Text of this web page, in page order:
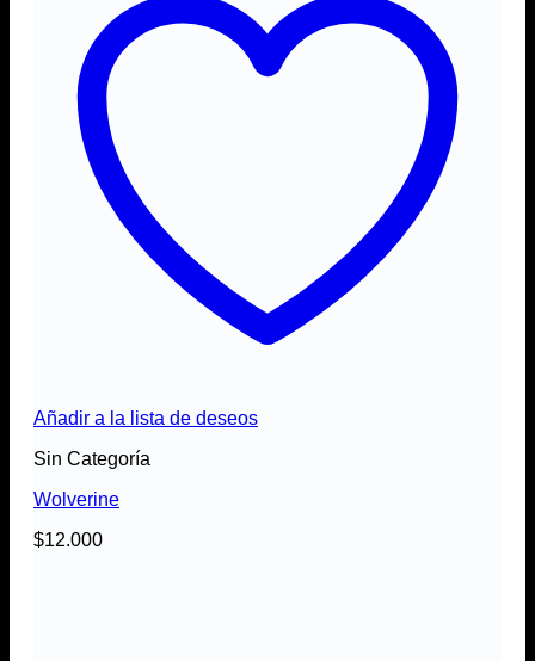
Añadir a la lista de deseos
Sin Categoría
Wolverine
$12.000